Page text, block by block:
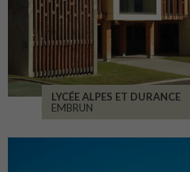
LYCÉE ALPES ET DURANCE
EMBRUN